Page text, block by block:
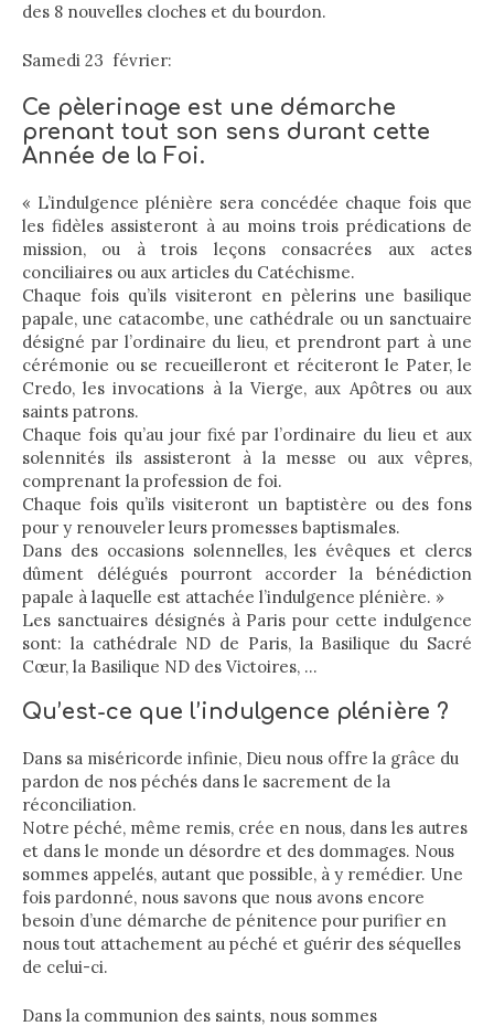
des 8 nouvelles cloches et du bourdon.
Samedi 23 février:
Ce pèlerinage est une démarche
prenant tout son sens durant cette
Année de la Foi.
« L’indulgence plénière sera concédée chaque fois que
les fidèles assisteront à au moins trois prédications de
mission, ou à trois leçons consacrées aux actes
conciliaires ou aux articles du Catéchisme.
Chaque fois qu’ils visiteront en pèlerins une basilique
papale, une catacombe, une cathédrale ou un sanctuaire
désigné par l’ordinaire du lieu, et prendront part à une
cérémonie ou se recueilleront et réciteront le Pater, le
Credo, les invocations à la Vierge, aux Apôtres ou aux
saints patrons.
Chaque fois qu’au jour fixé par l’ordinaire du lieu et aux
solennités ils assisteront à la messe ou aux vêpres,
comprenant la profession de foi.
Chaque fois qu’ils visiteront un baptistère ou des fons
pour y renouveler leurs promesses baptismales.
Dans des occasions solennelles, les évêques et clercs
dûment délégués pourront accorder la bénédiction
papale à laquelle est attachée l’indulgence plénière. »
Les sanctuaires désignés à Paris pour cette indulgence
sont: la cathédrale ND de Paris, la Basilique du Sacré
Cœur, la Basilique ND des Victoires, …
Qu’est-ce que l’indulgence plénière ?
Dans sa miséricorde infinie, Dieu nous offre la grâce du
pardon de nos péchés dans le sacrement de la
réconciliation.
Notre péché, même remis, crée en nous, dans les autres
et dans le monde un désordre et des dommages. Nous
sommes appelés, autant que possible, à y remédier. Une
fois pardonné, nous savons que nous avons encore
besoin d’une démarche de pénitence pour purifier en
nous tout attachement au péché et guérir des séquelles
de celui-ci.
Dans la communion des saints, nous sommes